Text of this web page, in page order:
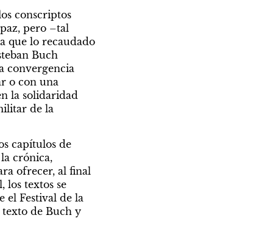
conscriptos
pero –tal
que lo recaudado
Buch
convergencia
o con una
la solidaridad
de la
capítulos de
crónica,
ofrecer, al final
los textos se
el Festival de la
de Buch y